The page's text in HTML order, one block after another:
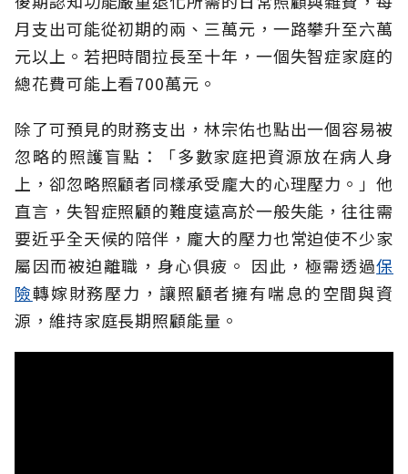
月支出可能從初期的兩、三萬元，一路攀升至六萬
元以上。若把時間拉長至十年，一個失智症家庭的
總花費可能上看700萬元。
除了可預見的財務支出，林宗佑也點出一個容易被
忽略的照護盲點：「多數家庭把資源放在病人身
上，卻忽略照顧者同樣承受龐大的心理壓力。」他
直言，失智症照顧的難度遠高於一般失能，往往需
要近乎全天候的陪伴，龐大的壓力也常迫使不少家
屬因而被迫離職，身心俱疲。 因此，極需透過保
險轉嫁財務壓力，讓照顧者擁有喘息的空間與資
源，維持家庭長期照顧能量。